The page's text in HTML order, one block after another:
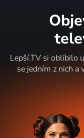
Lepší.TV si oblíbilo
se jedním z nich a